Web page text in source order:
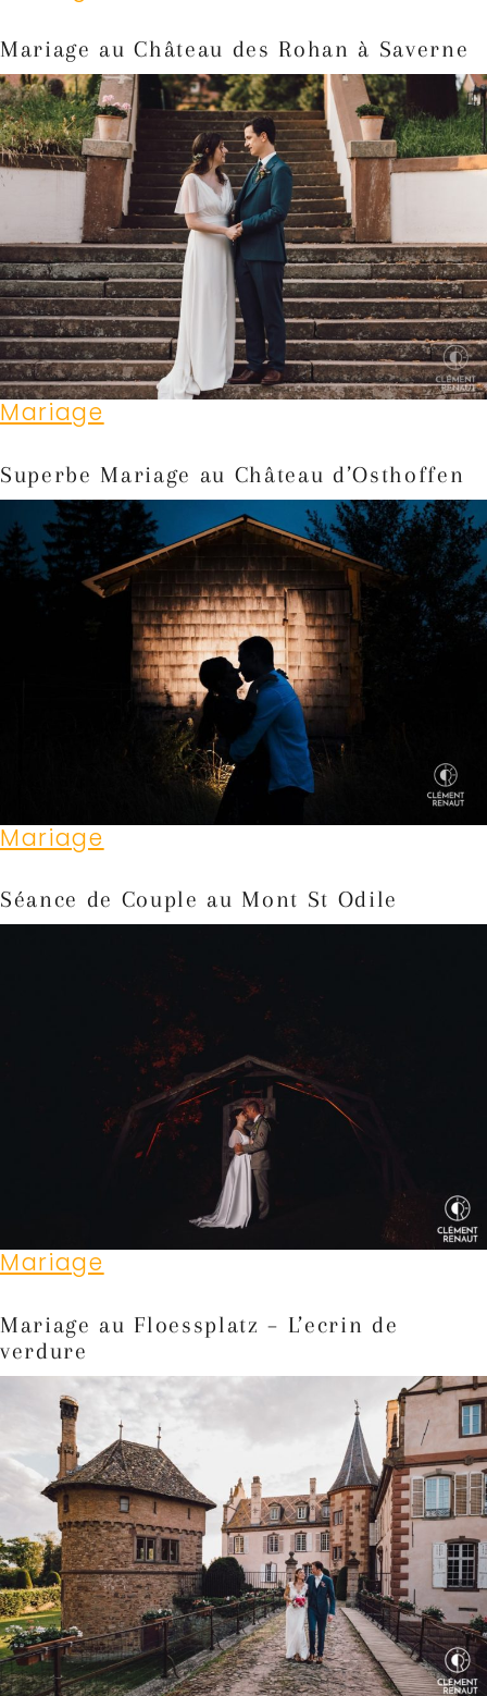
Mariage au Château des Rohan à Saverne
Mariage
Superbe Mariage au Château d’Osthoffen
Mariage
Séance de Couple au Mont St Odile
Mariage
Mariage au Floessplatz – L’ecrin de
verdure